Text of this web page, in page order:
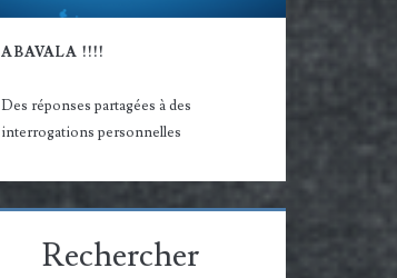
ABAVALA !!!!
Des réponses partagées à des
interrogations personnelles
Rechercher